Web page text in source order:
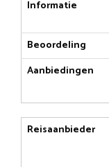
Informatie
Beoordeling
Aanbiedingen
Reisaanbieder